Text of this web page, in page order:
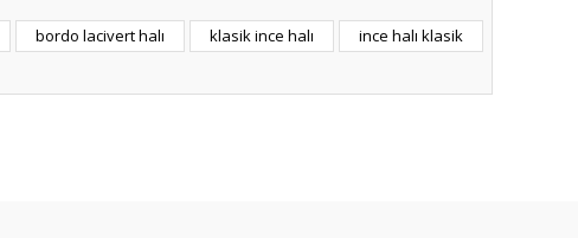
tarafımıza iletebilirsiniz.
bordo lacivert halı klasik ince halı
ince halı klasik